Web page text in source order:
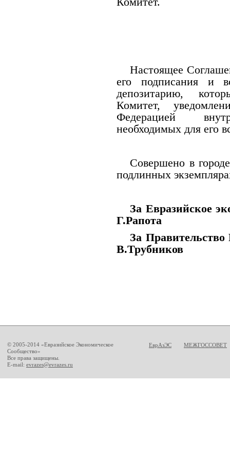
Настоящее
его подписания и
депозитарию,
Комитет,
Федерацией
необходимых для его
Совершено в
подлинных
За Евразийское
Г.Рапота
За
В.Трубников
© 2005-2014 «Евразийское Экономическое
Сообщество»
Все права защищены.
E-mail: evrazes@evrazes.ru
ЕврАзЭС МЕЖГОССОВЕТ